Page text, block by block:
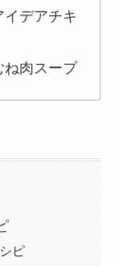
イデアチキ
ね肉スープ
ピ